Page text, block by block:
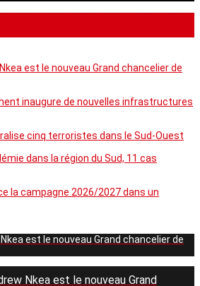
est le nouveau Grand chancelier de
inaugure de nouvelles infrastructures
cinq terroristes dans le Sud-Ouest
dans la région du Sud, 11 cas
la campagne 2026/2027 dans un
est le nouveau Grand chancelier de
Nkea est le nouveau Grand